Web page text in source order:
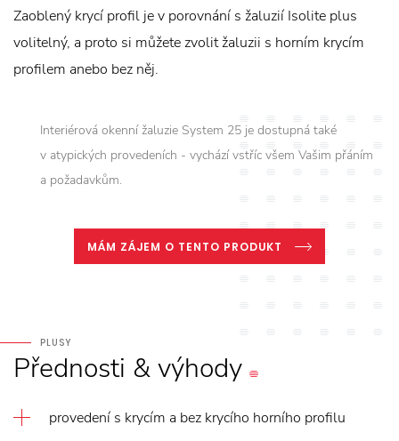
Zaoblený krycí profil je v porovnání s žaluzií Isolite plus
volitelný, a proto si můžete zvolit žaluzii s horním krycím
profilem anebo bez něj.
Interiérová okenní žaluzie System 25 je dostupná také
v atypických provedeních - vychází vstříc všem Vašim přáním
a požadavkům.
MÁM ZÁJEM O TENTO PRODUKT
PLUSY
Přednosti &výhody
provedení s krycím a bez krycího horního profilu